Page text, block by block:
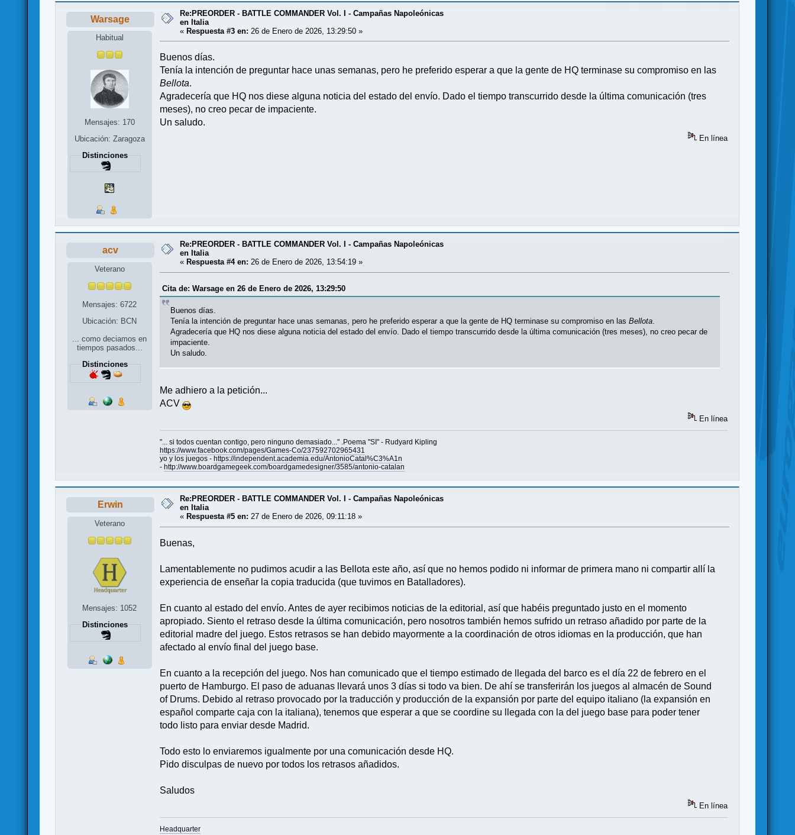
Warsage
Habitual
Mensajes: 170
Ubicación: Zaragoza
Distinciones
Re:PREORDER - BATTLE COMMANDER Vol. I - Campañas Napoleónicas
en Italia
«Respuesta #3 en: 26 de Enero de 2026, 13:29:50 »
Buenos días.
Tenía la intención de preguntar hace unas semanas, pero he preferido esperar a que la gente de HQ terminase su compromiso en las
Bellota.
Agradecería que HQ nos diese alguna noticia del estado del envío. Dado el tiempo transcurrido desde la última comunicación (tres
meses), no creo pecar de impaciente.
Un saludo.
En línea
acv
Veterano
Mensajes: 6722
Ubicación: BCN
... como deciamos en
tiempos pasados...
Distinciones
Re:PREORDER - BATTLE COMMANDER Vol. I - Campañas Napoleónicas
en Italia
« Respuesta #4 en: 26 de Enero de 2026, 13:54:19 »
Cita de: Warsage en 26 de Enero de 2026, 13:29:50
Buenos días.
Tenía la intención de preguntar hace unas semanas, pero he preferido esperar a que la gente de HQ terminase su compromiso en lasBellota.
Agradecería que HQ nos diese alguna noticia del estado del envío. Dado el tiempo transcurrido desde la última comunicación (tres meses), no creo pecar de
impaciente.
Un saludo.
Me adhiero a la petición...
ACV
En línea
"... si todos cuentan contigo, pero ninguno demasiado..." .Poema "SI" - Rudyard Kipling
https://www.facebook.com/pages/Games-Co/237592702965431
yo y los juegos - https://independent.academia.edu/AntonioCatal%C3%A1n
- http://www.boardgamegeek.com/boardgamedesigner/3585/antonio-catalan
Erwin
Veterano
Mensajes: 1052
Distinciones
Re:PREORDER - BATTLE COMMANDER Vol. I - Campañas Napoleónicas
en Italia
« Respuesta #5 en: 27 de Enero de 2026, 09:11:18 »
Buenas,
Lamentablemente no pudimos acudir a las Bellota este año, así que no hemos podido ni informar de primera mano ni compartir allí la
experiencia de enseñar la copia traducida (que tuvimos en Batalladores).
En cuanto al estado del envío. Antes de ayer recibimos noticias de la editorial, así que habéis preguntado justo en el momento
apropiado. Siento el retraso desde la última comunicación, pero nosotros también hemos sufrido un retraso añadido por parte de la
editorial madre del juego. Estos retrasos se han debido mayormente a la coordinación de otros idiomas en la producción, que han
afectado al envío final del juego base.
En cuanto a la recepción del juego. Nos han comunicado que el tiempo estimado de llegada del barco es el día 22 de febrero en el
puerto de Hamburgo. El paso de aduanas llevará unos 3 días si todo va bien. De ahí se transferirán los juegos al almacén de Sound
of Drums. Debido al retraso provocado por la traducción y producción de la expansión por parte del equipo italiano (la expansión en
español comparte caja con la italiana), tenemos que esperar a que se coordine su llegada con la del juego base para poder tener
todo listo para enviar desde Madrid.
Todo esto lo enviaremos igualmente por una comunicación desde HQ.
Pido disculpas de nuevo por todos los retrasos añadidos.
Saludos
En línea
Headquarter